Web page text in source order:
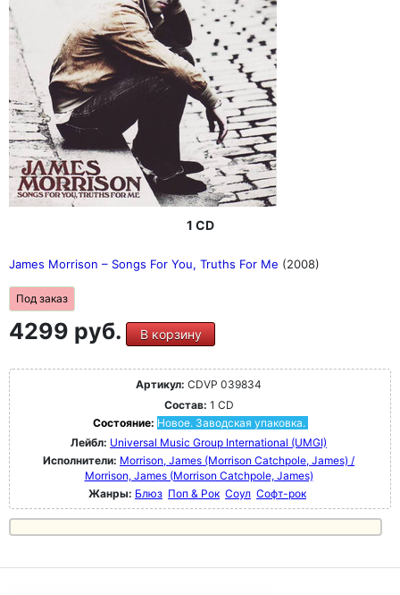
1 CD
James Morrison – Songs For You, Truths For Me (2008)
Под заказ
4299 руб. В корзину
Артикул: CDVP 039834
Состав: 1 CD
Состояние: Новое. Заводская упаковка.
Лейбл: Universal Music Group International (UMGI)
Исполнители: Morrison, James (Morrison Catchpole, James) /
Morrison, James (Morrison Catchpole, James)
Жанры: Блюз Поп & Рок Соул Софт-рок